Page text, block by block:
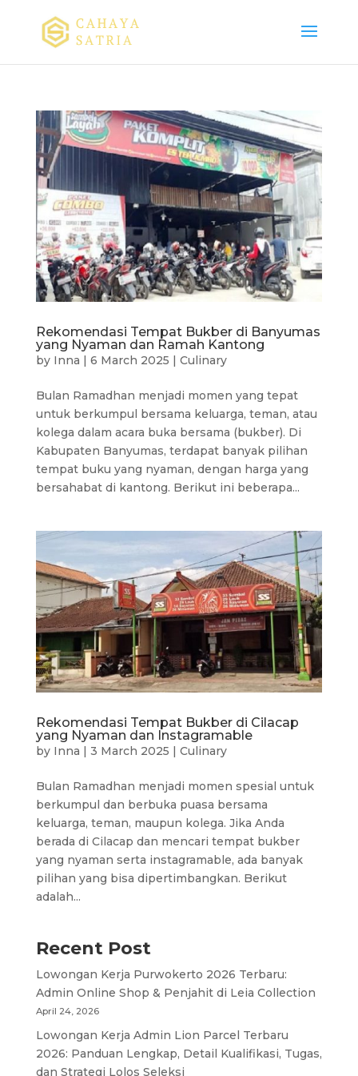
Rekomendasi Tempat Bukber di Banyumas
yang Nyaman dan Ramah Kantong
by Inna | 6 March 2025 | Culinary
Bulan Ramadhan menjadi momen yang tepat
untuk berkumpul bersama keluarga, teman, atau
kolega dalam acara buka bersama (bukber). Di
Kabupaten Banyumas, terdapat banyak pilihan
tempat buku yang nyaman, dengan harga yang
bersahabat di kantong. Berikut ini beberapa...
Rekomendasi Tempat Bukber di Cilacap
yang Nyaman dan Instagramable
by Inna | 3 March 2025 | Culinary
Bulan Ramadhan menjadi momen spesial untuk
berkumpul dan berbuka puasa bersama
keluarga, teman, maupun kolega. Jika Anda
berada di Cilacap dan mencari tempat bukber
yang nyaman serta instagramable, ada banyak
pilihan yang bisa dipertimbangkan. Berikut
adalah...
Recent Post
Lowongan Kerja Purwokerto 2026 Terbaru:
Admin Online Shop & Penjahit di Leia Collection
April 24, 2026
Lowongan Kerja Admin Lion Parcel Terbaru
2026: Panduan Lengkap, Detail Kualifikasi, Tugas,
dan Strategi Lolos Seleksi